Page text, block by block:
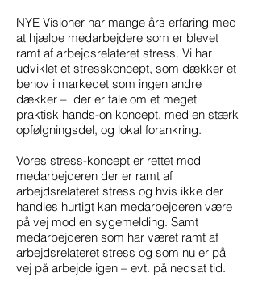
NYE Visioner har mange års erfaring med
at hjælpe medarbejdere som er blevet
ramt af arbejdsrelateret stress. Vi har
udviklet et stresskoncept, som dækker et
behov i markedet som ingen andre
dækker – der er tale om et meget
praktisk hands-on koncept, med en stærk
opfølgningsdel, og lokal forankring.
Vores stress-koncept er rettet mod
medarbejderen der er ramt af
arbejdsrelateret stress og hvis ikke der
handles hurtigt kan medarbejderen være
på vej mod en sygemelding. Samt
medarbejderen som har været ramt af
arbejdsrelateret stress og som nu er på
vej på arbejde igen – evt. på nedsat tid.